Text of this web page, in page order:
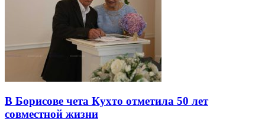
В Борисове чета Кухто отметила 50 лет
совместной жизни